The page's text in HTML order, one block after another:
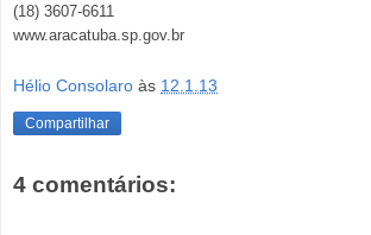
(18) 3607-6611
www.aracatuba.sp.gov.br
Hélio Consolaro às 12.1.13
Compartilhar
4 comentários: